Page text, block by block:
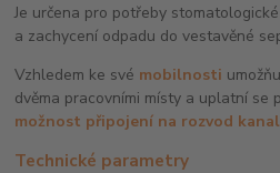
Je určena pro potřeby
a zachycení odpadu do vestavěné
Vzhledem ke své mobilnosti
dvěma pracovními místy a uplatní se
možnost připojení na rozvod
Technické parametry